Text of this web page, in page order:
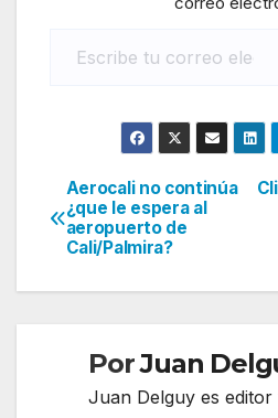
Navegación
de
entradas
Aerocali no continúa
¿que le espera al
aeropuerto de
Cali/Palmira?
PorJuan
Juan Delguy es